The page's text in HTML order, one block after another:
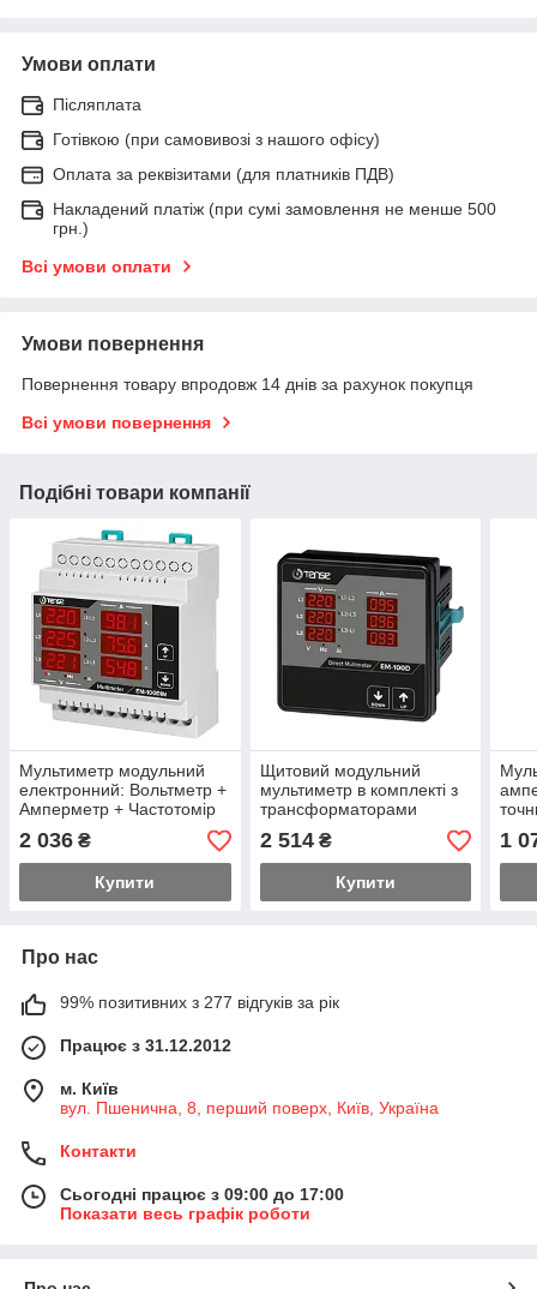
Умови оплати
Післяплата
Готівкою (при самовивозі з нашого офісу)
Оплата за реквізитами (для платників ПДВ)
Накладений платіж (при сумі замовлення не менше 500
грн.)
Всі умови оплати
Умови повернення
Повернення товару впродовж 14 днів за рахунок покупця
Всі умови повернення
Подібні товари компанії
Мультиметр модульний
електронний: Вольтметр +
Амперметр + Частотомір
2 036 ₴
Купити
Щитовий модульний
мультиметр в комплекті з
трансформаторами
амперметр + частотомір
2 514₴
Купити
1
Про нас
99% позитивних з 277 відгуків за рік
Працює з 31.12.2012
м. Київ
вул. Пшенична, 8, перший поверх, Київ, Україна
Контакти
Сьогодні працює з 09:00 до 17:00
Показати весь графік роботи